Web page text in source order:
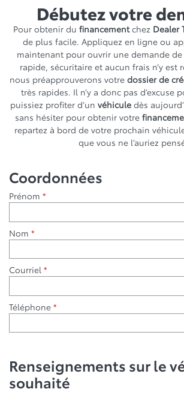
Débutez votre
Pour obtenir du financementchez Dealer
de plus facile. Appliquez en ligne ou
maintenant pour ouvrir une demande de
rapide, sécuritaire et aucun frais n’y est
nous préapprouverons votre dossier de
très rapides. Il n’y a donc pas d’excuse
puissiez profiter d’un véhicule dès
sans hésiter pour obtenir votre
repartez à bord de votre prochain
que vous ne l’auriez
Coordonnées
Prénom *
Nom *
Courriel *
Téléphone *
Renseignements sur le
souhaité